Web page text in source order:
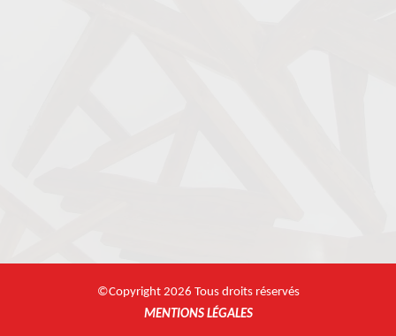
©Copyright 2026 Tous droits réservés
MENTIONS LÉGALES